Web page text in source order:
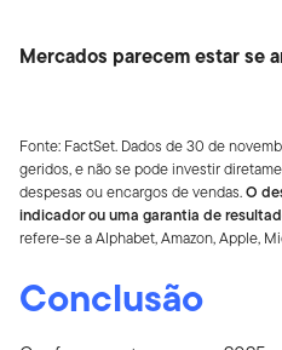
Mercados parecem estar se
Fonte: FactSet. Dados de 30 de
geridos, e não se pode investir
despesas ou encargos de vendas.O
indicador ou uma garantia de
refere-se a Alphabet, Amazon, Apple,
Conclusão